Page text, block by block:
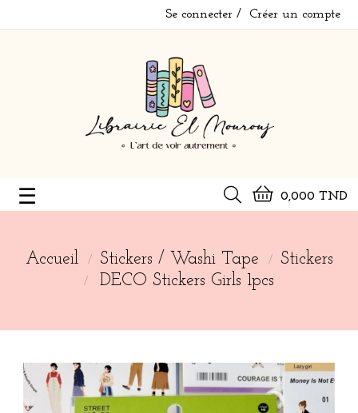
Se connecter Créer un compte
0,000 TND
Basculer
☰
Accueil Stickers / Washi Tape
Stickers
DECO Stickers Girls 1pcs